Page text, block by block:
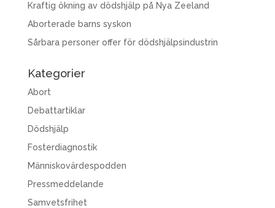
Kraftig ökning av dödshjälp på Nya Zeeland
Aborterade barns syskon
Sårbara personer offer för dödshjälpsindustrin
Kategorier
Abort
Debattartiklar
Dödshjälp
Fosterdiagnostik
Människovärdespodden
Pressmeddelande
Samvetsfrihet